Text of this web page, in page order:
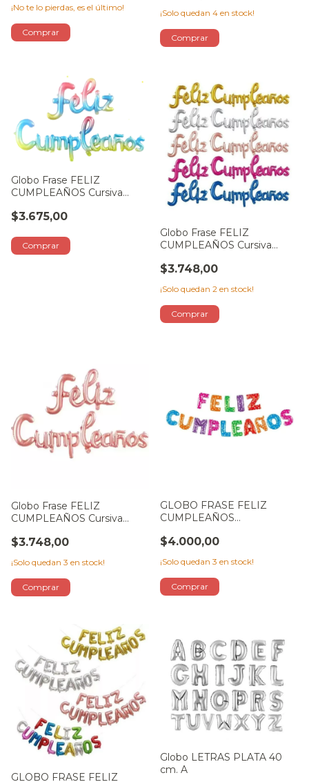
¡No te lo pierdas, es el último!
¡Solo quedan 4 en stock!
Globo Frase FELIZ
CUMPLEAÑOS Cursiva
$3.675,00
Globo Frase FELIZ
CUMPLEAÑOS Cursiva
$3.748,00
¡Solo quedan 2 en stock!
Globo Frase FELIZ
CUMPLEAÑOS Cursiva
$3.748,00
¡Solo quedan 3 en stock!
GLOBO FRASE FELIZ
CUMPLEAÑOS
con corazones
$4.000,00
¡Solo quedan 3 en stock!
GLOBO FRASE FELIZ
Globo LETRAS PLATA 40
cm. A